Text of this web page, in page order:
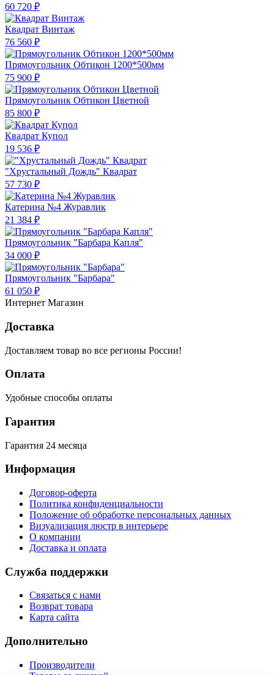
60 720 ₽
Квадрат Винтаж
76 560 ₽
Прямоугольник Обтикон 1200*500мм
75 900 ₽
Прямоугольник Обтикон Цветной
85 800 ₽
Квадрат Купол
19 536 ₽
"Хрустальный Дождь" Квадрат
57 730 ₽
Катерина №4 Журавлик
21 384 ₽
Прямоугольник "Барбара Капля"
34 000 ₽
Прямоугольник "Барбара"
61 050 ₽
Интернет Магазин
Доставка
Доставляем товар во все регионы России!
Оплата
Удобные способы оплаты
Гарантия
Гарантия 24 месяца
Информация
Договор-оферта
Политика конфиденциальности
Положение об обработке персональных данных
Визуализация люстр в интерьере
О компании
Доставка и оплата
Служба поддержки
Связаться с нами
Возврат товара
Карта сайта
Дополнительно
Производители